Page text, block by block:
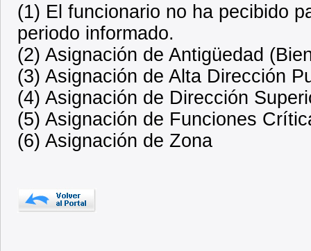
(1) El funcionario no ha pecibido
periodo informado.
(2) Asignación de Antigüedad
(3) Asignación de Alta Dirección
(4) Asignación de Dirección
(5) Asignación de Funciones
(6) Asignación de Zona